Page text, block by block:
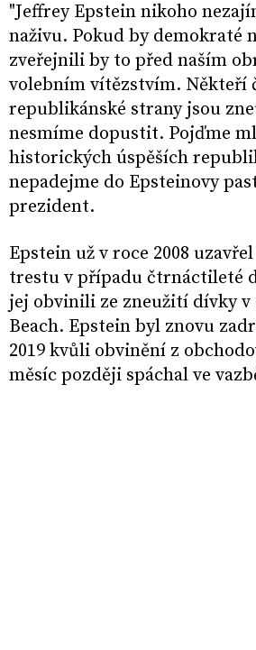
"Jeffrey Epstein nikoho
naživu. Pokud by demokraté
zveřejnili by to před naším
volebním vítězstvím. Někteří
republikánské strany jsou
nesmíme dopustit. Pojďme
historických úspěších
nepadejme do Epsteinovy
prezident.
Epstein už v roce 2008
trestu v případu čtrnáctileté
jej obvinili ze zneužití dívky v
Beach. Epstein byl znovu
2019 kvůli obvinění z
měsíc později spáchal ve